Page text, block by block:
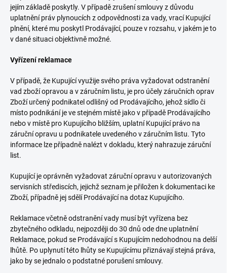
jejím základě poskytly. V případě zrušení smlouvy z důvodu
uplatnění práv plynoucích z odpovědnosti za vady, vrací Kupující
plnění, které mu poskytl Prodávající, pouze v rozsahu, v jakém je to
v dané situaci objektivně možné.
Vyřízení reklamace
V případě, že Kupující využije svého práva vyžadovat odstranění
vad zboží opravou a v záručním listu, je pro účely záručních oprav
Zboží určený podnikatel odlišný od Prodávajícího, jehož sídlo či
místo podnikání je ve stejném místě jako v případě Prodávajícího
nebo v místě pro Kupujícího bližším, uplatní Kupující právo na
záruční opravu u podnikatele uvedeného v záručním listu. Tyto
informace lze případně nalézt v dokladu, který nahrazuje záruční
list.
Kupující je oprávněn vyžadovat záruční opravu v autorizovaných
servisních střediscích, jejichž seznam je přiložen k dokumentaci ke
Zboží, případně jej sdělí Prodávající na dotaz Kupujícího.
Reklamace včetně odstranění vady musí být vyřízena bez
zbytečného odkladu, nejpozději do 30 dnů ode dne uplatnění
Reklamace, pokud se Prodávající s Kupujícím nedohodnou na delší
lhůtě. Po uplynutí této lhůty se Kupujícímu přiznávají stejná práva,
jako by se jednalo o podstatné porušení smlouvy.